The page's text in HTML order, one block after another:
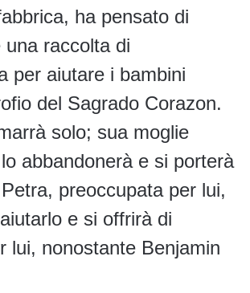
ha pensato di
una raccolta di
per aiutare i bambini
del Sagrado Corazon.
solo; sua moglie
abbandonerà e si porterà
preoccupata per lui,
e si offrirà di
lui, nonostante Benjamin